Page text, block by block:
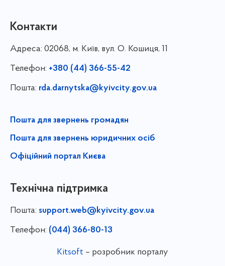
Контакти
Адреса: 02068, м. Київ, вул. О. Кошиця, 11
Телефон: +380 (44) 366-55-42
Пошта: rda.darnytska@kyivcity.gov.ua
Пошта для звернень громадян
Пошта для звернень юридичних осіб
Офіційний портал Києва
Технічна підтримка
Пошта: support.web@kyivcity.gov.ua
Телефон: (044) 366-80-13
Kitsoft – розробник порталу